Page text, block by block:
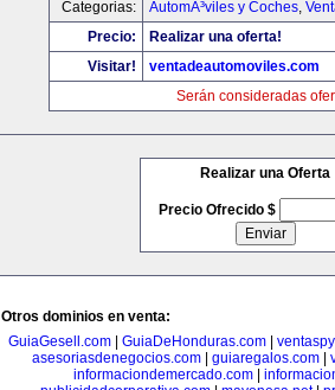
Categorias:
AutomÃ³viles y Coches,
Precio:
Realizar una oferta!
Visitar!
ventadeautomoviles.com
Serán consideradas
Realizar una Oferta
Precio Ofrecido $
Otros dominios en venta:
GuiaGesell.com| GuiaDeHonduras.com|
asesoriasdenegocios.com
guiaregalos.com
informaciondemercado.com|